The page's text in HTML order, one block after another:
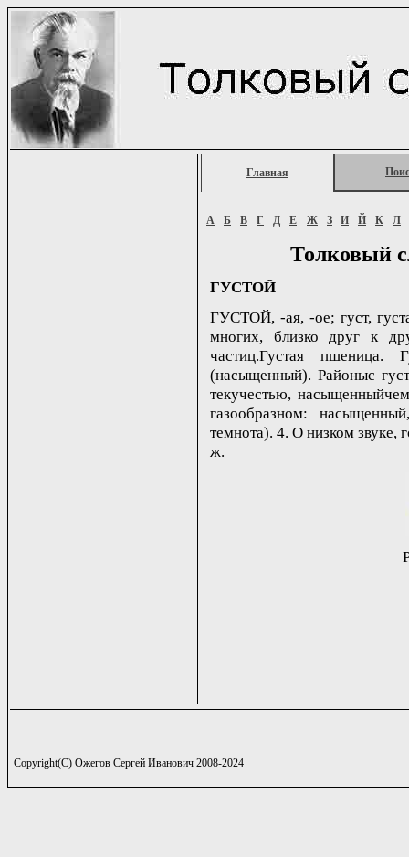
Главная
А Б В Г Д Е Ж З И Й К Л
Толковый
ГУСТОЙ
ГУСТОЙ, -ая, -ое; густ,
многих, близко друг к
частиц.Густая
(насыщенный). Районыс
текучестью,
газообразном:
темнота). 4. О низком звуке,
ж.
Copyright(C) Ожегов Сергей Иванович 2008-2024